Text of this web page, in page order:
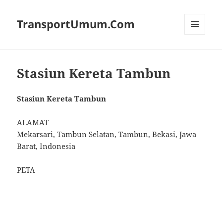
TransportUmum.Com
Stasiun Kereta Tambun
Stasiun Kereta Tambun
ALAMAT
Mekarsari, Tambun Selatan, Tambun, Bekasi, Jawa
Barat, Indonesia
PETA